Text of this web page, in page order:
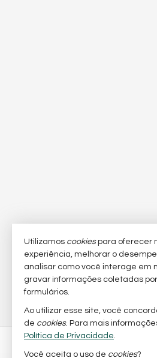
BARRA NOBRE
Utilizamos cookiespara oferecer
experiência, melhorar o
analisar como você interage em
gravar informações coletadas
formulários.
Ao utilizar esse site, você
de cookies. Para mais
Política de Privacidade.
Você aceita o uso de cookies?